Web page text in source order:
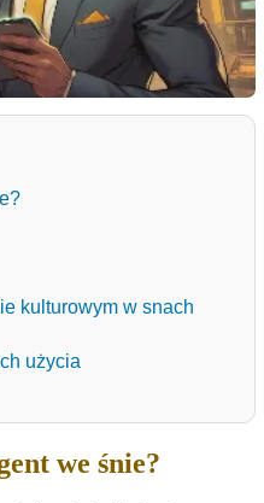
kulturowym w snach
użycia
we śnie?